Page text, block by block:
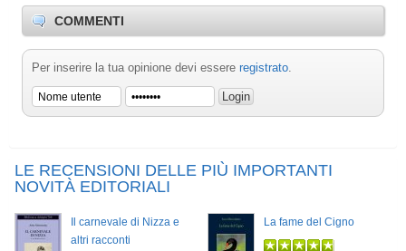
COMMENTI
Per inserire la tua opinione devi essere registrato.
LE RECENSIONI DELLE PIÙ IMPORTANTI
NOVITÀ EDITORIALI
Il carnevale di Nizza e
altri racconti
La fame del Cigno